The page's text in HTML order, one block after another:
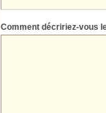
Comment décririez-vous